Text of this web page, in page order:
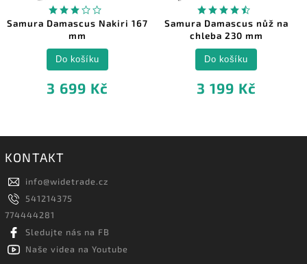
Samura Damascus Nakiri 167
mm
3 699 Kč
Do košíku
Samura Damascus nůž na
chleba 230 mm
3 199 Kč
Do košíku
KONTAKT
info@widetrade.cz
541214375
774444281
Sledujte nás na FB
Naše videa na Youtube